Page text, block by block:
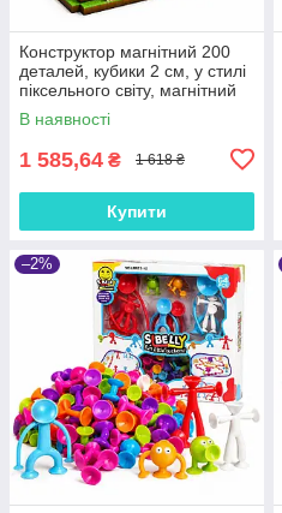
Конструктор магнітний 200
деталей, кубики 2 см, у стилі
піксельного світу, магнітний
набір для дітей 3+, CFK26
В наявності
1 585,64 ₴ 1 618 ₴
Купити
–2%